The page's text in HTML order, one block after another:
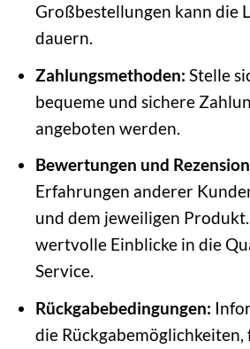
Großbestellungen kann die
dauern.
Zahlungsmethoden: Stelle
bequeme und sichere
angeboten werden.
Bewertungen und
Erfahrungen anderer
und dem jeweiligen
wertvolle Einblicke in die
Service.
Rückgabebedingungen:
die Rückgabemöglichkeiten,